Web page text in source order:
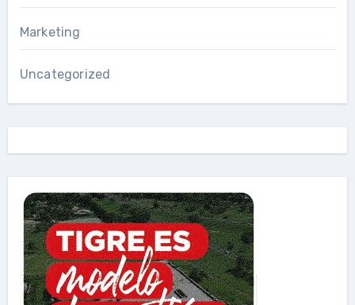
Marketing
Uncategorized